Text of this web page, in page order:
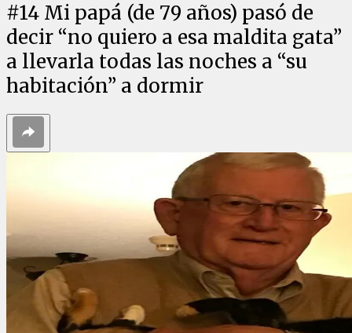
#14 Mi papá (de 79 años) pasó de
decir “no quiero a esa maldita gata”
a llevarla todas las noches a “su
habitación” a dormir